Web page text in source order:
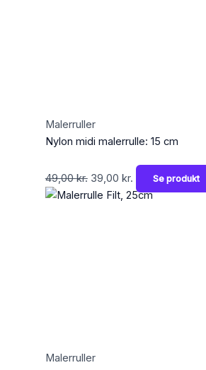
Malerruller
Nylon midi malerrulle: 15 cm
49,00kr. 39,00 kr. Se produkt
Malerruller